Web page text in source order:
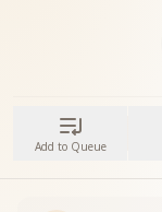
Add to Queue